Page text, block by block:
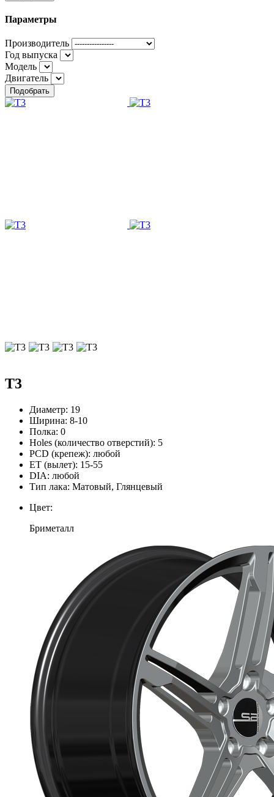
Параметры
Производитель
Год выпуска
Модель
Двигатель
Подобрать
T3
Диаметр: 19
Ширина: 8-10
Полка: 0
Holes (количество отверстий): 5
PCD (крепеж): любой
ЕТ (вылет): 15-55
DIA: любой
Тип лака: Матовый, Глянцевый
Цвет:
Бриметалл